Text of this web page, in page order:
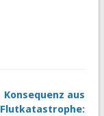
Konsequenz aus
Flutkatastrophe: